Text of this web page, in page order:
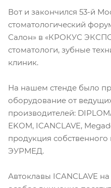
Вот и закончился 53-й
стоматологический
Салон» в «КРОКУС
стоматологи, зубные
клиник.
На нашем стенде было
оборудование от
производителей:
EKOM, ICANCLAVE,
продукция собственного
ЭУРМЕД.
Автоклавы ICANCLAVE